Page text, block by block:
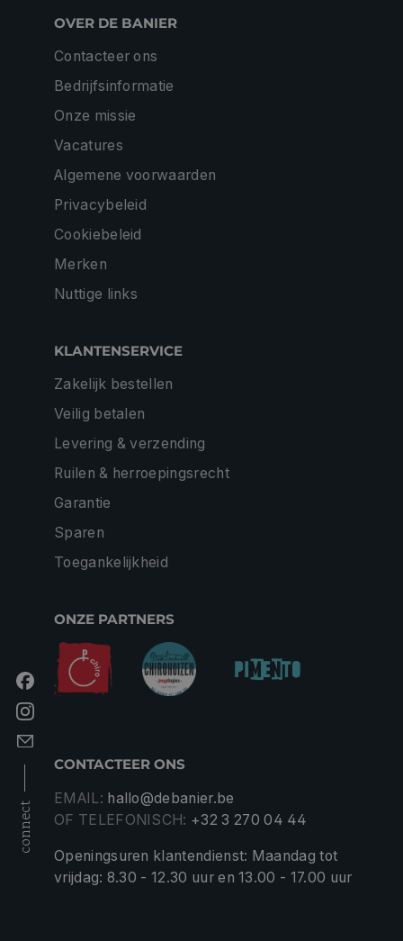
connect
OVER DE BANIER
Contacteer ons
Bedrijfsinformatie
Onze missie
Vacatures
Algemene voorwaarden
Privacybeleid
Cookiebeleid
Merken
Nuttige links
KLANTENSERVICE
Zakelijk bestellen
Veilig betalen
Levering & verzending
Ruilen & herroepingsrecht
Garantie
Sparen
Toegankelijkheid
ONZE PARTNERS
CONTACTEER ONS
EMAIL: hallo@debanier.be
OF TELEFONISCH: +32 3 270 04 44
Openingsuren klantendienst: Maandag tot
vrijdag: 8.30 - 12.30 uur en 13.00 - 17.00 uur